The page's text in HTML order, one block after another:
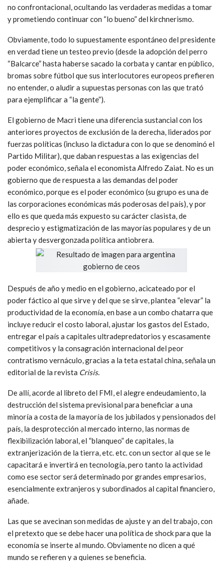
no confrontacional, ocultando las verdaderas medidas a tomar
y prometiendo continuar con “lo bueno” del kirchnerismo.
Obviamente, todo lo supuestamente espontáneo del presidente
en verdad tiene un testeo previo (desde la adopción del perro
“Balcarce” hasta haberse sacado la corbata y cantar en público,
bromas sobre fútbol que sus interlocutores europeos prefieren
no entender, o aludir a supuestas personas con las que trató
para ejemplificar a “la gente”).
El gobierno de Macri tiene una diferencia sustancial con los
anteriores proyectos de exclusión de la derecha, liderados por
fuerzas políticas (incluso la dictadura con lo que se denominó el
Partido Militar), que daban respuestas a las exigencias del
poder económico, señala el economista Alfredo Zaiat. No es un
gobierno que de respuesta a las demandas del poder
económico, porque es el poder económico (su grupo es una de
las corporaciones económicas más poderosas del país), y por
ello es que queda más expuesto su carácter clasista, de
desprecio y estigmatización de las mayorías populares y de un
abierta y desvergonzada política antiobrera.
Después de año y medio en el gobierno, acicateado por el
poder fáctico al que sirve y del que se sirve, plantea “elevar” la
productividad de la economía, en base a un combo chatarra que
incluye reducir el costo laboral, ajustar los gastos del Estado,
entregar el país a capitales ultradepredatorios y escasamente
competitivos y la consagración internacional del peor
contratismo vernáculo, gracias a la teta estatal china, señala un
editorial de la revista Crisis.
De allí, acorde al libreto del FMI, el alegre endeudamiento, la
destrucción del sistema previsional para beneficiar a una
minoría a costa de la mayoría de los jubilados y pensionados del
país, la desprotección al mercado interno, las normas de
flexibilización laboral, el “blanqueo” de capitales, la
extranjerización de la tierra, etc. etc. con un sector al que se le
capacitará e invertirá en tecnología, pero tanto la actividad
como ese sector será determinado por grandes empresarios,
esencialmente extranjeros y subordinados al capital financiero,
añade.
Las que se avecinan son medidas de ajuste y an del trabajo, con
el pretexto que se debe hacer una política de shock para que la
economía se inserte al mundo. Obviamente no dicen a qué
mundo se refieren y a quienes se beneficia.